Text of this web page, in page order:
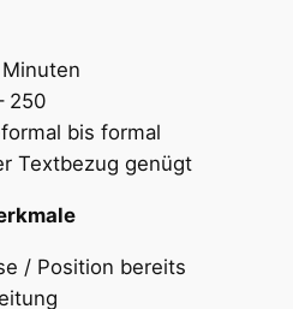
250
bis formal
Textbezug genügt
/ Position bereits